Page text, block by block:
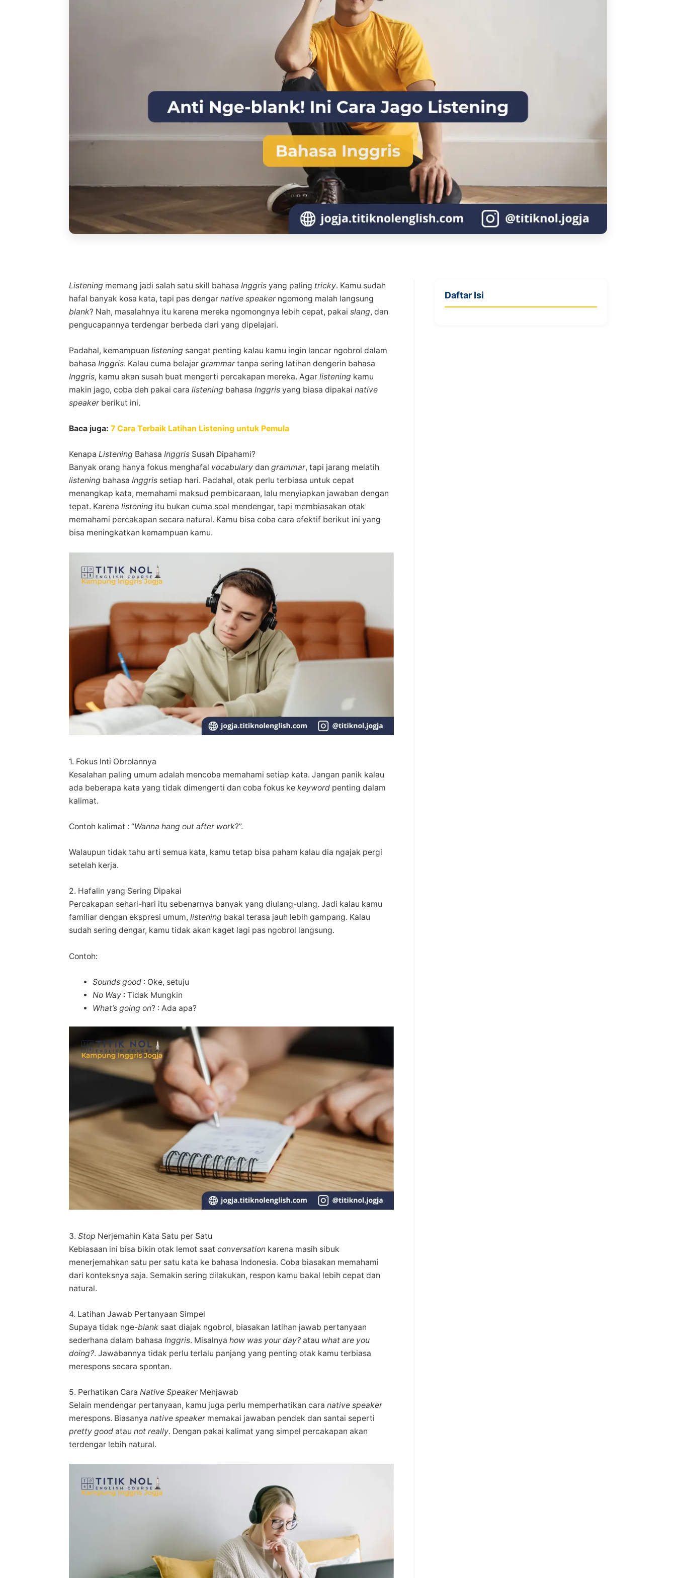
Listening memang jadi salah satu skill bahasa Inggris yang paling tricky. Kamu sudah
hafal banyak kosa kata, tapi pas dengar native speakerngomong malah langsung
blank? Nah, masalahnya itu karena mereka ngomongnya lebih cepat, pakai slang, dan
pengucapannya terdengar berbeda dari yang dipelajari.
Padahal, kemampuan listening sangat penting kalau kamu ingin lancar ngobrol dalam
bahasa Inggris. Kalau cuma belajar grammartanpa sering latihan dengerin bahasa
Inggris, kamu akan susah buat mengerti percakapan mereka. Agar listening kamu
makin jago, coba deh pakai cara listening bahasa Inggris yang biasa dipakai native
speaker berikut ini.
Baca juga: 7 Cara Terbaik Latihan Listening untuk Pemula
Kenapa Listening Bahasa Inggris Susah Dipahami?
Banyak orang hanya fokus menghafal vocabulary dan grammar, tapi jarang melatih
listening bahasa Inggris setiap hari. Padahal, otak perlu terbiasa untuk cepat
menangkap kata, memahami maksud pembicaraan, lalu menyiapkan jawaban dengan
tepat. Karena listening itu bukan cuma soal mendengar, tapi membiasakan otak
memahami percakapan secara natural. Kamu bisa coba cara efektif berikut ini yang
bisa meningkatkan kemampuan kamu.
1. Fokus Inti Obrolannya
Kesalahan paling umum adalah mencoba memahami setiap kata. Jangan panik kalau
ada beberapa kata yang tidak dimengerti dan coba fokus ke keyword penting dalam
kalimat.
Contoh kalimat : “Wanna hang out after work?”.
Walaupun tidak tahu arti semua kata, kamu tetap bisa paham kalau dia ngajak pergi
setelah kerja.
2. Hafalin yang Sering Dipakai
Percakapan sehari-hari itu sebenarnya banyak yang diulang-ulang. Jadi kalau kamu
familiar dengan ekspresi umum, listening bakal terasa jauh lebih gampang. Kalau
sudah sering dengar, kamu tidak akan kaget lagi pas ngobrol langsung.
Contoh:
Sounds good : Oke, setuju
No Way : Tidak Mungkin
What’s going on? : Ada apa?
3. Stop Nerjemahin Kata Satu per Satu
Kebiasaan ini bisa bikin otak lemot saat conversation karena masih sibuk
menerjemahkan satu per satu kata ke bahasa Indonesia. Coba biasakan memahami
dari konteksnya saja. Semakin sering dilakukan, respon kamu bakal lebih cepat dan
natural.
4. Latihan Jawab Pertanyaan Simpel
Supaya tidak nge-blank saat diajak ngobrol, biasakan latihan jawab pertanyaan
sederhana dalam bahasa Inggris. Misalnya how was your day? atau what are you
doing?. Jawabannya tidak perlu terlalu panjang yang penting otak kamu terbiasa
merespons secara spontan.
5. Perhatikan Cara Native SpeakerMenjawab
Selain mendengar pertanyaan, kamu juga perlu memperhatikan cara native speaker
merespons. Biasanya native speakermemakai jawaban pendek dan santai seperti
pretty good atau not really. Dengan pakai kalimat yang simpel percakapan akan
terdengar lebih natural.
Daftar Isi